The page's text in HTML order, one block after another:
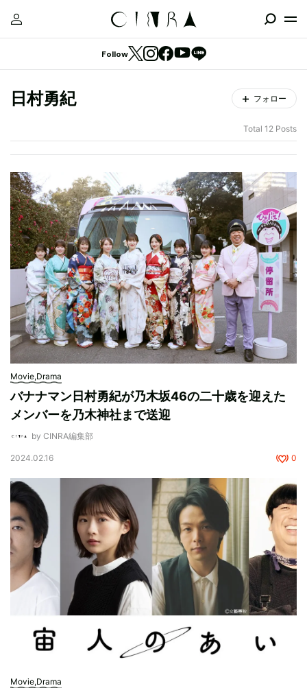
Follow
日村勇紀 フォロー
Total 12 Posts
Movie,Drama
バナナマン日村勇紀が乃木坂46の二十歳を迎えた
メンバーを乃木神社まで送迎
by CINRA編集部
2024.02.16 0
Movie,Drama